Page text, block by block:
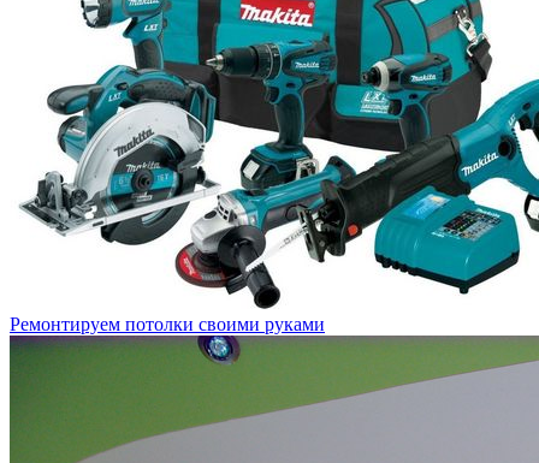
Ремонтируем потолки своими руками